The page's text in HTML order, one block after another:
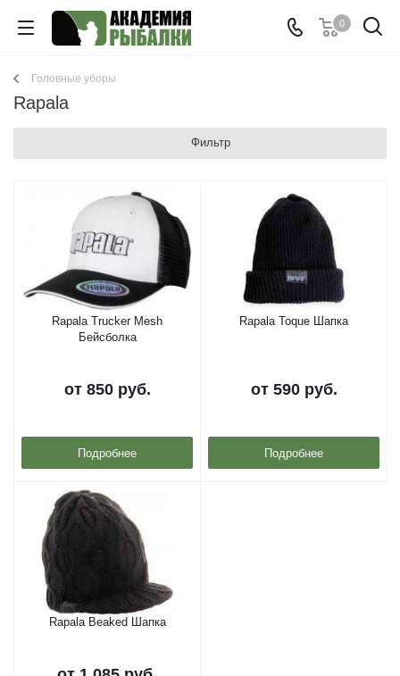
0
Головные уборы
Rapala
Фильтр
Rapala Trucker Mesh
Бейсболка
от 850 руб.
Подробнее
Rapala Toque Шапка
от 590 руб.
Подробнее
Rapala Beaked Шапка